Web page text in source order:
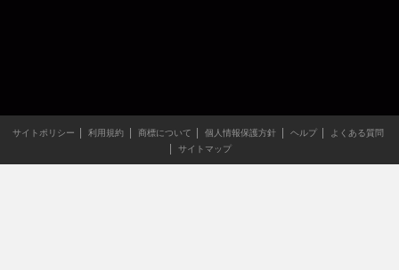
サイトポリシー 利用規約 商標について 個人情報保護方針 ヘルプ
よくある質問
サイトマップ